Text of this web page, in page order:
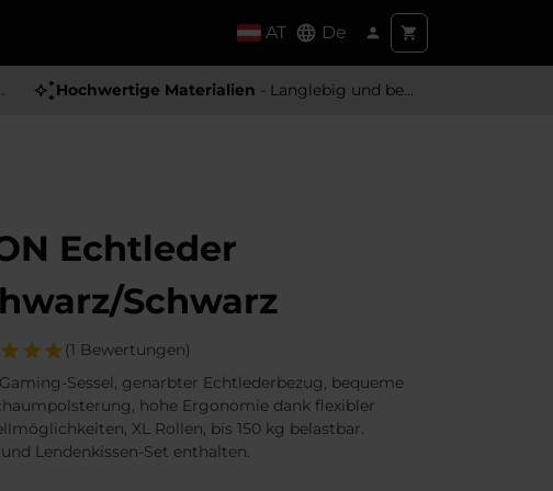
AT
De
Hochwertige Materialien - Langlebig und besonders Angenehm
Echtleder
Schwarz
(1 Bewertungen)
Sessel, genarbter Echtlederbezug, bequeme
hohe Ergonomie dank flexibler
XL Rollen, bis 150 kg belastbar.
Lendenkissen-Set enthalten.